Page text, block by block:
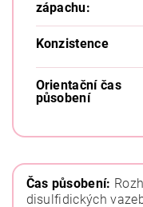
zápachu:
Konzistence
Orientační čas
působení
Čas působení:
disulfidických